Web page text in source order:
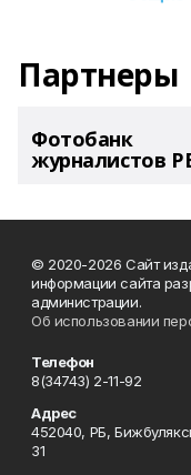
Партнеры
Фотобанк
журналистов
© 2020-2026 Сайт
информации сайта
администрации.
Об использовании
Телефон
8(34743) 2-11-92
Адрес
452040, РБ,
31